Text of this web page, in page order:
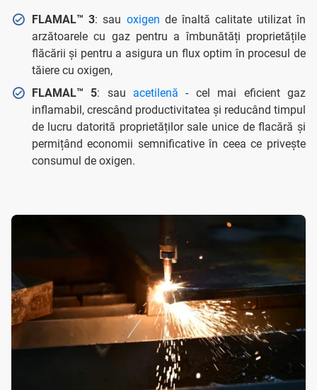
FLAMAL™ 3: sau oxigen de înaltă calitate utilizat în
arzătoarele cu gaz pentru a îmbunătăți proprietățile
flăcării și pentru a asigura un flux optim în procesul de
tăiere cu oxigen,
FLAMAL™ 5: sau acetilenă - cel mai eficient gaz
inflamabil, crescând productivitatea și reducând timpul
de lucru datorită proprietăților sale unice de flacără și
permițând economii semnificative în ceea ce privește
consumul de oxigen.